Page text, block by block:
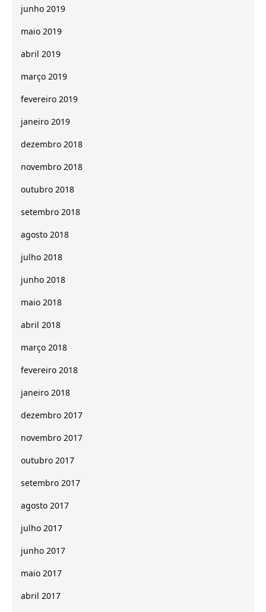
junho 2019
maio 2019
abril 2019
março 2019
fevereiro 2019
janeiro 2019
dezembro 2018
novembro 2018
outubro 2018
setembro 2018
agosto 2018
julho 2018
junho 2018
maio 2018
abril 2018
março 2018
fevereiro 2018
janeiro 2018
dezembro 2017
novembro 2017
outubro 2017
setembro 2017
agosto 2017
julho 2017
junho 2017
maio 2017
abril 2017